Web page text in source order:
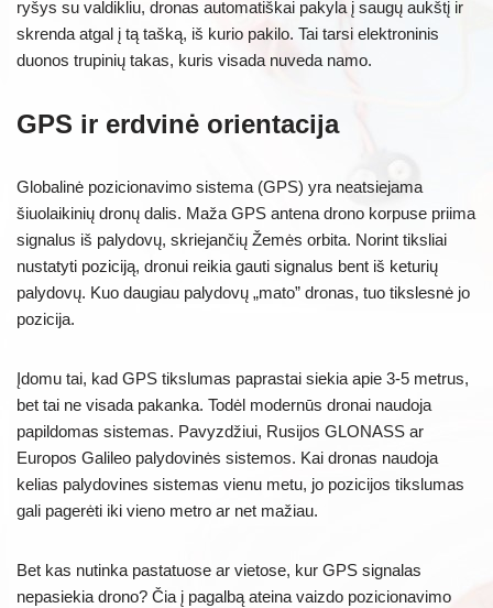
ryšys su valdikliu, dronas automatiškai pakyla į saugų aukštį ir
skrenda atgal į tą tašką, iš kurio pakilo. Tai tarsi elektroninis
duonos trupinių takas, kuris visada nuveda namo.
GPS ir erdvinė orientacija
Globalinė pozicionavimo sistema (GPS) yra neatsiejama
šiuolaikinių dronų dalis. Maža GPS antena drono korpuse priima
signalus iš palydovų, skriejančių Žemės orbita. Norint tiksliai
nustatyti poziciją, dronui reikia gauti signalus bent iš keturių
palydovų. Kuo daugiau palydovų „mato” dronas, tuo tikslesnė jo
pozicija.
Įdomu tai, kad GPS tikslumas paprastai siekia apie 3-5 metrus,
bet tai ne visada pakanka. Todėl modernūs dronai naudoja
papildomas sistemas. Pavyzdžiui, Rusijos GLONASS ar
Europos Galileo palydovinės sistemos. Kai dronas naudoja
kelias palydovines sistemas vienu metu, jo pozicijos tikslumas
gali pagerėti iki vieno metro ar net mažiau.
Bet kas nutinka pastatuose ar vietose, kur GPS signalas
nepasiekia drono? Čia į pagalbą ateina vaizdo pozicionavimo